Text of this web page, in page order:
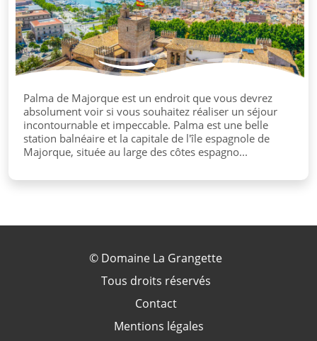
Palma de Majorque est un endroit que vous devrez
absolument voir si vous souhaitez réaliser un séjour
incontournable et impeccable. Palma est une belle
station balnéaire et la capitale de l'île espagnole de
Majorque, située au large des côtes espagno...
© Domaine La Grangette
Tous droits réservés
Contact
Mentions légales